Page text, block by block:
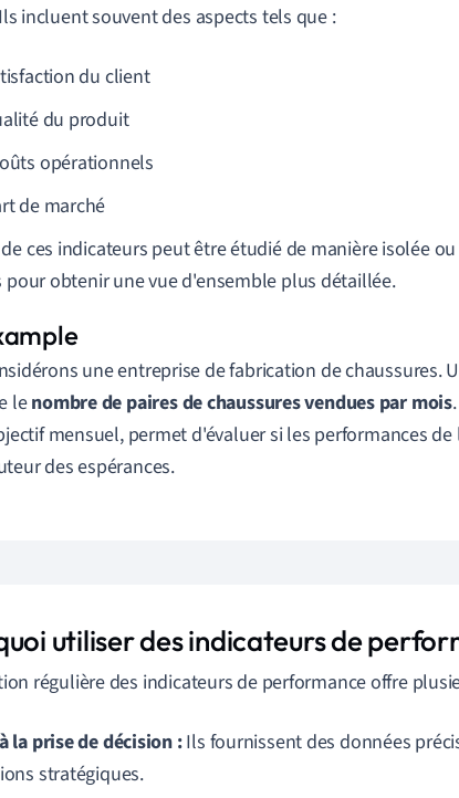
incluent souvent des aspects tels que :
du client
du produit
opérationnels
de marché
ces indicateurs peut être étudié de manière isolée
pour obtenir une vue d'ensemble plus détaillée.
une entreprise de fabrication de chaussures.
lenombre de paires de chaussures vendues par mois
mensuel, permet d'évaluer si les performances
des espérances.
utiliser des indicateurs de
régulière des indicateurs de performance offre
la prise de décision :Ils fournissent des données
stratégiques.